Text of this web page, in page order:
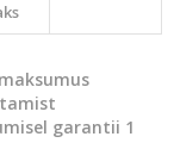
garantii 1